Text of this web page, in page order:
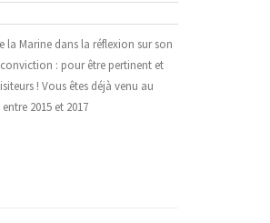
la Marine dans la réflexion sur son
: pour être pertinent et
! Vous êtes déjà venu au
2015 et 2017